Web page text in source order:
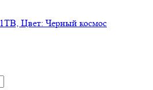
Цвет: Черный космос